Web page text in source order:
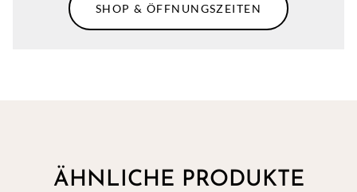
SHOP & ÖFFNUNGSZEITEN
ÄHNLICHE PRODUKTE